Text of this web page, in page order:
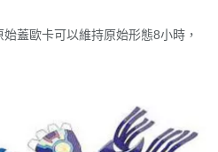
蓋歐卡可以維持原始形態8小時，